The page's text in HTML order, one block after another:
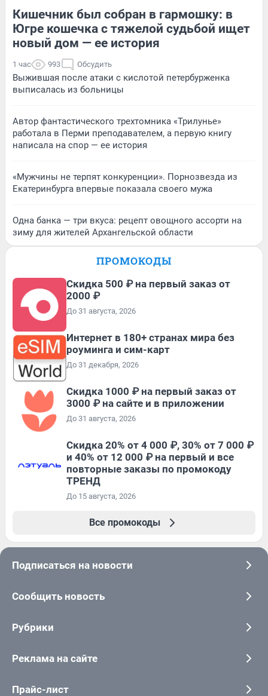
Кишечник был собран в гармошку: в
Югре кошечка с тяжелой судьбой ищет
новый дом — ее история
1 час 993 Обсудить
Выжившая после атаки с кислотой петербурженка
выписалась из больницы
Автор фантастического трехтомника «Трилунье»
работала в Перми преподавателем, а первую книгу
написала на спор — ее история
«Мужчины не терпят конкуренции». Порнозвезда из
Екатеринбурга впервые показала своего мужа
Одна банка — три вкуса: рецепт овощного ассорти на
зиму для жителей Архангельской области
ПРОМОКОДЫ
Скидка 500 ₽ на первый заказ от
2000 ₽
До 31 августа, 2026
Интернет в 180+ странах мира без
роуминга и сим-карт
До 31 декабря, 2026
Скидка 1000 ₽ на первый заказ от
3000 ₽ на сайте и в приложении
До 31 августа, 2026
Скидка 20% от 4 000 ₽, 30% от 7 000 ₽
и 40% от 12 000 ₽ на первый и все
повторные заказы по промокоду
ТРЕНД
До 15 августа, 2026
Все промокоды
Подписаться на новости
Сообщить новость
Рубрики
Реклама на сайте
Прайс-лист